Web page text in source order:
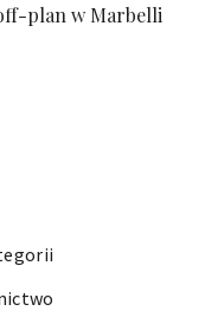
plan w Marbelli